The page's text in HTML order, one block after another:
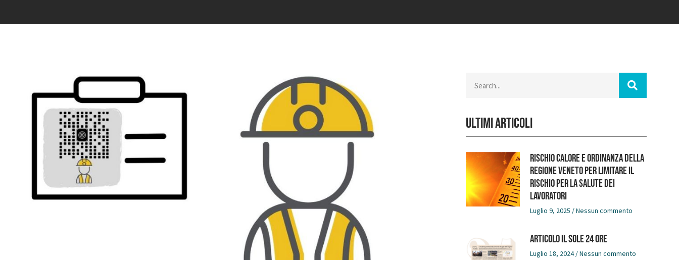
Ultimi Articoli
RISCHIO CALORE E ORDINANZA DELLA
REGIONE VENETO PER LIMITARE IL
RISCHIO PER LA SALUTE DEI
LAVORATORI
Luglio 9, 2025 Nessun commento
Articolo Il Sole 24 Ore
Luglio 18, 2024 Nessun commento